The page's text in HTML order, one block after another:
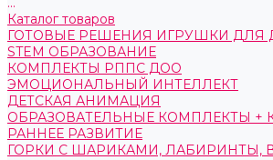
Каталог товаров
ГОТОВЫЕ РЕШЕНИЯ ИГРУШКИ ДЛЯ
STEM ОБРАЗОВАНИЕ
КОМПЛЕКТЫ РППС ДОО
ЭМОЦИОНАЛЬНЫЙ ИНТЕЛЛЕКТ
ДЕТСКАЯ АНИМАЦИЯ
ОБРАЗОВАТЕЛЬНЫЕ КОМПЛЕКТЫ +
РАННЕЕ РАЗВИТИЕ
ГОРКИ С ШАРИКАМИ, ЛАБИРИНТЫ,